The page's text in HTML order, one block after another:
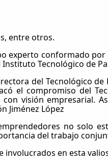
entre otros.
conformado por
Instituto Tecnológico de
del Tecnológico
el compromiso del
visión empresarial.
Jiménez López
no solo
del trabajo
involucrados en esta